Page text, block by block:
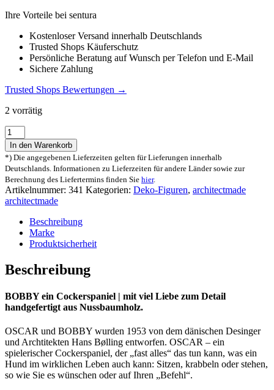
Ihre Vorteile bei sentura
Kostenloser Versand innerhalb Deutschlands
Trusted Shops Käuferschutz
Persönliche Beratung auf Wunsch per Telefon und E-Mail
Sichere Zahlung
Trusted Shops Bewertungen →
2 vorrätig
architectmade
Bobby
Holzhund
Menge
In den Warenkorb
*) Die angegebenen Lieferzeiten gelten für Lieferungen innerhalb
Deutschlands. Informationen zu Lieferzeiten für andere Länder sowie zur
Berechnung des Liefertermins finden Sie hier.
Artikelnummer: 341 Kategorien: Deko-Figuren, architectmade
architectmade
Beschreibung
Marke
Produktsicherheit
Beschreibung
BOBBY ein Cockerspaniel | mit viel Liebe zum Detail
handgefertigt aus Nussbaumholz.
OSCAR und BOBBY wurden 1953 von dem dänischen Desinger
und Archtitekten Hans Bølling entworfen. OSCAR – ein
spielerischer Cockerspaniel, der „fast alles“ das tun kann, was ein
Hund im wirklichen Leben auch kann: Sitzen, krabbeln oder stehen,
so wie Sie es wünschen oder auf Ihren „Befehl“.